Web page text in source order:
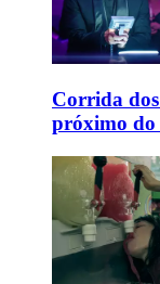
Corrida
próximo do